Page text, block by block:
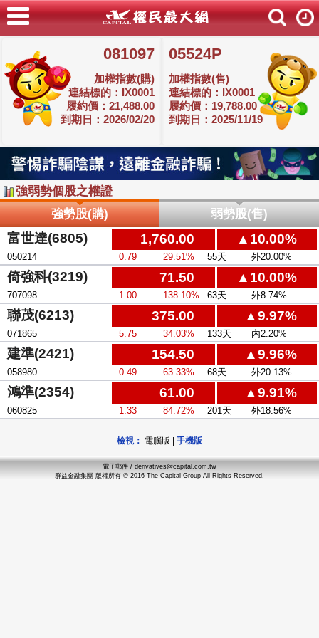
081097
加權指數(購)
連結標的：IX0001
履約價：21,488.00
到期日：2026/02/20
05524P
加權指數(售)
連結標的：IX0001
履約價：19,788.00
到期日：2025/11/19
強弱勢個股之權證
強勢股(購)
弱勢股(售)
富世達(6805) 1,760.00 ▲10.00%
050214 0.79 29.51% 55天 外20.00%
倚強科(3219) 71.50 ▲10.00%
707098 1.00 138.10% 63天 外8.74%
聯茂(6213) 375.00 ▲9.97%
071865 5.75 34.03% 133天 內2.20%
建準(2421) 154.50 ▲9.96%
058980 0.49 63.33% 68天 外20.13%
鴻準(2354) 61.00 ▲9.91%
060825 1.33 84.72% 201天 外18.56%
檢視： 電腦版 手機版
電子郵件 / derivatives@capital.com.tw
群益金融集團 版權所有 © 2016 The Capital Group All Rights Reserved.